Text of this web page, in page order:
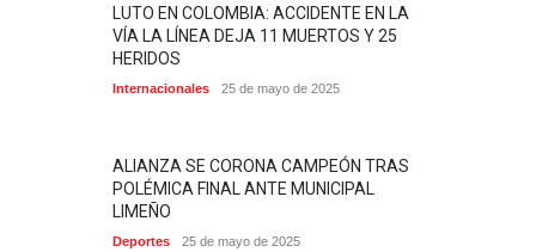
LUTO EN COLOMBIA: ACCIDENTE EN LA
VÍA LA LÍNEA DEJA 11 MUERTOS Y 25
HERIDOS
Internacionales 25 de mayo de 2025
ALIANZA SE CORONA CAMPEÓN TRAS
POLÉMICA FINAL ANTE MUNICIPAL
LIMEÑO
Deportes 25 de mayo de 2025